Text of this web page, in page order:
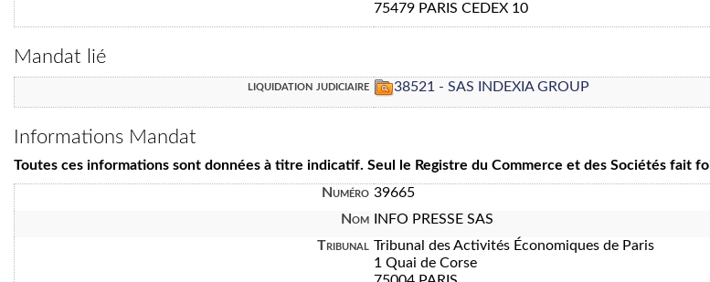
75479 PARIS CEDEX 10
Mandat lié
liquidation judiciaire 38521 - SAS INDEXIA GROUP
Informations Mandat
Toutes ces informations sont données à titre indicatif. Seul le Registre du Commerce et des Sociétés fait
Numéro 39665
Nom
INFO PRESSE SAS
Tribunal Tribunal des Activités Économiques de Paris
1 Quai de Corse